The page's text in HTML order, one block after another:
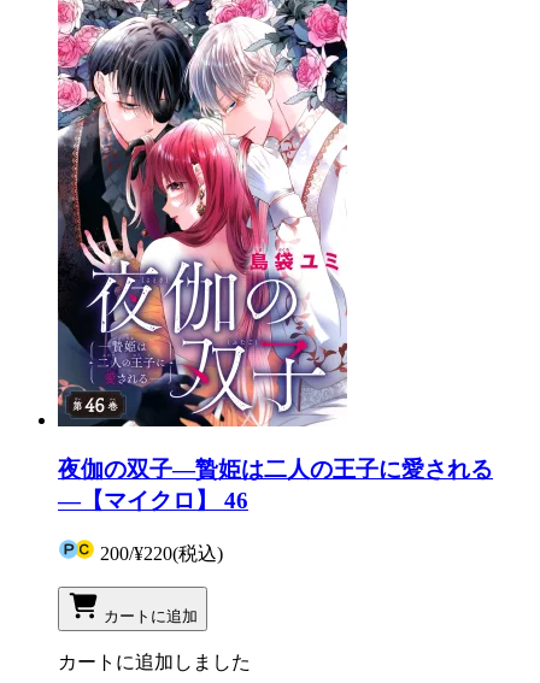
夜伽の双子―贄姫は二人の王子に愛される
―【マイクロ】 46
200/¥220(税込)
カートに追加
カートに追加しました